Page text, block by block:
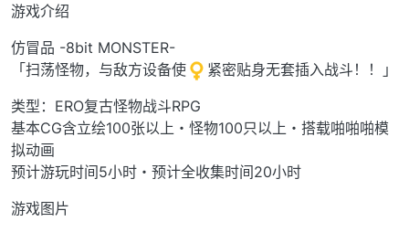
游戏介绍
仿冒品 -8bit MONSTER-
「扫荡怪物，与敌方设备使
紧密贴身无套插入战斗！！」
类型：ERO复古怪物战斗RPG
基本CG含立绘100张以上・怪物100只以上・搭载啪啪啪模
拟动画
预计游玩时间5小时・预计全收集时间20小时
游戏图片